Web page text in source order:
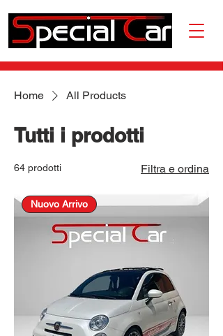
Home All Products
Tutti i prodotti
64 prodotti Filtra e ordina
Nuovo Arrivo